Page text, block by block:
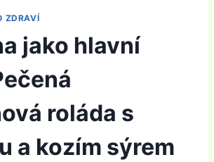
ZDRAVÍ
jako hlavní
roláda s
a kozím sýrem